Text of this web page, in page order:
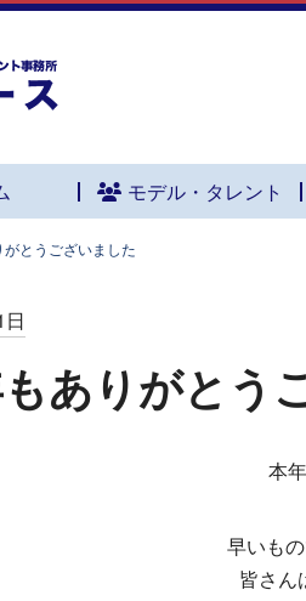
モデル・タレント
とうございました
ありがとう
本
早いも
皆さん